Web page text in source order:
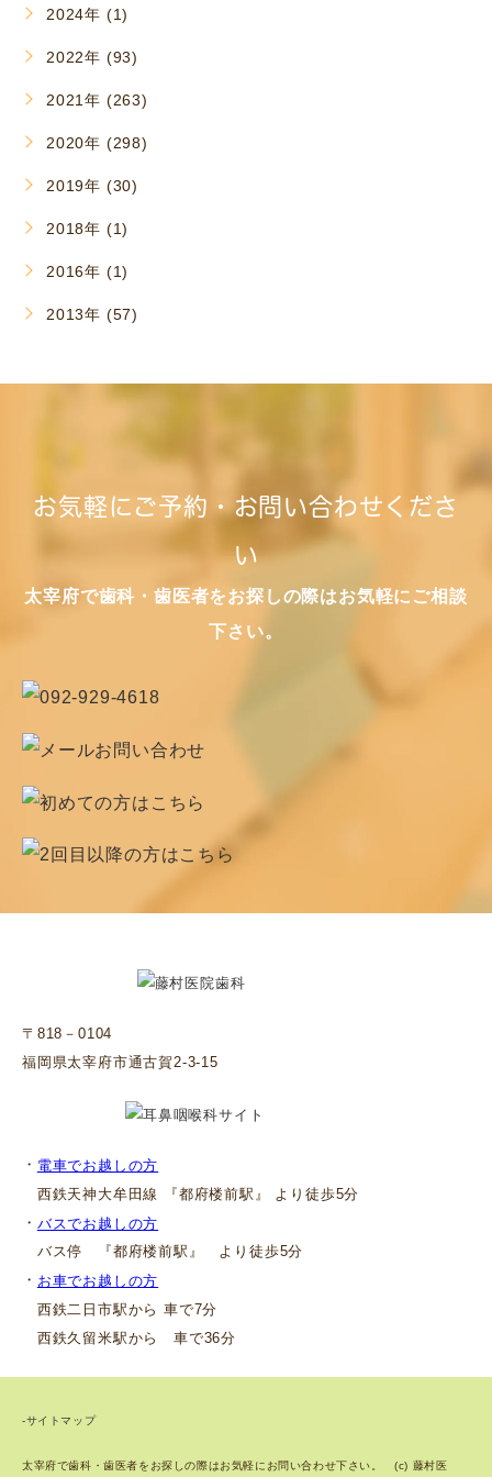
2024年 (1)
2022年 (93)
2021年 (263)
2020年 (298)
2019年 (30)
2018年 (1)
2016年 (1)
2013年 (57)
お気軽にご予約・お問い合わせくださ
い
太宰府で歯科・歯医者をお探しの際はお気軽にご相談
下さい。
〒818－0104
福岡県太宰府市通古賀2-3-15
・ 電車でお越しの方
西鉄天神大牟田線 『都府楼前駅』 より徒歩5分
・ バスでお越しの方
バス停 『都府楼前駅』 より徒歩5分
・ お車でお越しの方
西鉄二日市駅から 車で7分
西鉄久留米駅から 車で36分
-サイトマップ
太宰府で歯科・歯医者をお探しの際はお気軽にお問い合わせ下さい。 (c) 藤村医